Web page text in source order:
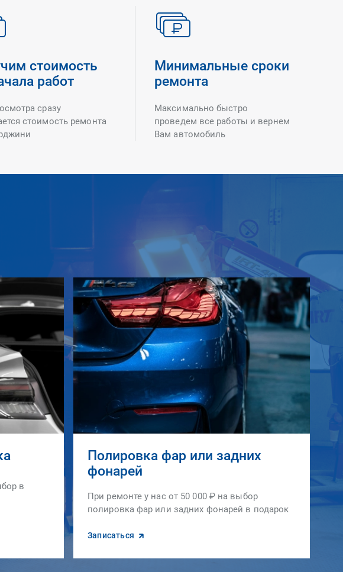
стоимость
работ
сразу
стоимость ремонта
Минимальные сроки
ремонта
Максимально быстро
проведем все работы и вернем
Вам автомобиль
в
Полировка фар или задних
фонарей
При ремонте у нас от 50 000 ₽ на выбор
полировка фар или задних фонарей в подарок
Записаться